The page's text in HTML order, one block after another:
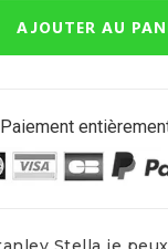
AJOUTER AU
Paiement